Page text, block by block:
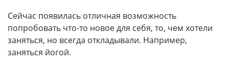
Сейчас появилась отличная возможность
попробовать что-то новое для себя, то, чем хотели
заняться, но всегда откладывали. Например,
заняться йогой.